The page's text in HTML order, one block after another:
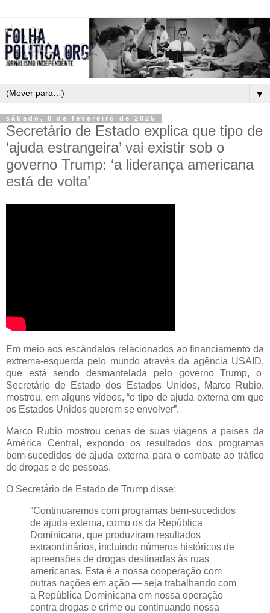
▼
sábado, 8 de fevereiro de 2025
Secretário de Estado explica que tipo de
‘ajuda estrangeira’ vai existir sob o
governo Trump: ‘a liderança americana
está de volta’
Em meio aos escândalos relacionados ao financiamento da
extrema-esquerda pelo mundo através da agência USAID,
que está sendo desmantelada pelo governo Trump, o
Secretário de Estado dos Estados Unidos, Marco Rubio,
mostrou, em alguns vídeos, “o tipo de ajuda externa em que
os Estados Unidos querem se envolver”.
Marco Rubio mostrou cenas de suas viagens a países da
América Central, expondo os resultados dos programas
bem-sucedidos de ajuda externa para o combate ao tráfico
de drogas e de pessoas.
O Secretário de Estado de Trump disse:
“Continuaremos com programas bem-sucedidos
de ajuda externa, como os da República
Dominicana, que produziram resultados
extraordinários, incluindo números históricos de
apreensões de drogas destinadas às ruas
americanas. Esta é a nossa cooperação com
outras nações em ação — seja trabalhando com
a República Dominicana em nossa operação
contra drogas e crime ou continuando nossa